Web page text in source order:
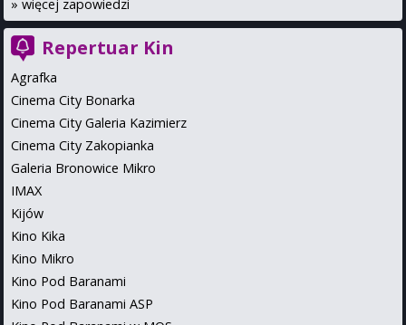
» więcej zapowiedzi
Repertuar Kin
Agrafka
Cinema City Bonarka
Cinema City Galeria Kazimierz
Cinema City Zakopianka
Galeria Bronowice Mikro
IMAX
Kijów
Kino Kika
Kino Mikro
Kino Pod Baranami
Kino Pod Baranami ASP